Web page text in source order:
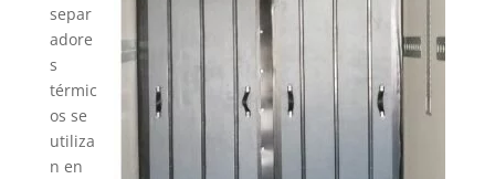
separ
adore
s
térmic
os se
utiliza
n en